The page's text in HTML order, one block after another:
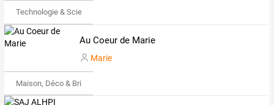
Technologie & Science
Au Coeur de Marie
Marie
Maison, Déco & Bricolage